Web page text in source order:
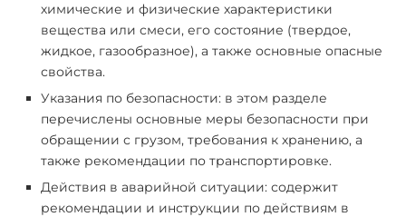
химические и физические характеристики
вещества или смеси, его состояние (твердое,
жидкое, газообразное), а также основные опасные
свойства.
Указания по безопасности: в этом разделе
перечислены основные меры безопасности при
обращении с грузом, требования к хранению, а
также рекомендации по транспортировке.
Действия в аварийной ситуации: содержит
рекомендации и инструкции по действиям в